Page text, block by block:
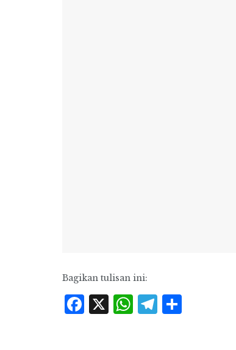
Bagikan tulisan ini:
Facebook
X WhatsApp